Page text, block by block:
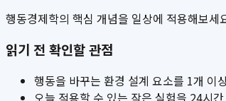
행동경제학의 핵심 개념을 일상에 적용해보
읽기 전 확인할 관점
행동을 바꾸는 환경 설계 요소를 1개 이
오늘 적용할 수 있는 작은 실험을 24시